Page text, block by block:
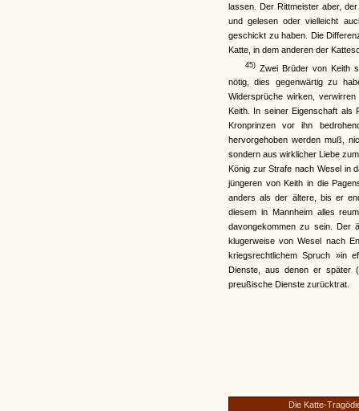
lassen. Der Rittmeister aber,
und gelesen oder vielleicht
geschickt zu haben. Die
Katte, in dem anderen der
45) Zwei Brüder von Keith
nötig, dies gegenwärtig zu
Widersprüche wirken,
Keith. In seiner Eigenschaft
Kronprinzen vor ihn
hervorgehoben werden muß,
sondern aus wirklicher Liebe
König zur Strafe nach Wesel in
jüngeren von Keith in die
anders als der ältere, bis er
diesem in Mannheim alles
davongekommen zu sein. Der
klugerweise von Wesel nach
kriegsrechtlichem Spruch »in
Dienste, aus denen er später
preußische Dienste zurücktrat.
Die Katte-